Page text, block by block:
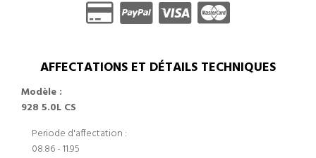
AFFECTATIONS ET DÉTAILS TECHNIQUES
Modèle :
928 5.0L CS
Periode d'affectation :
08.86 - 11.95